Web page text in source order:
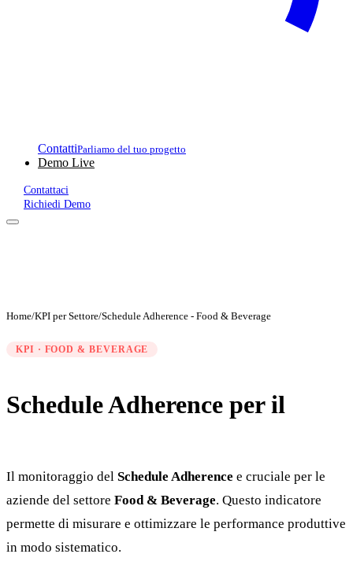
ContattiParliamo del tuo progetto
Demo Live
Contattaci
Richiedi Demo
Home/KPI per Settore/Schedule Adherence - Food & Beverage
KPI · FOOD & BEVERAGE
Schedule Adherence per il
Il monitoraggio del Schedule Adherence e cruciale per le
aziende del settore Food & Beverage. Questo indicatore
permette di misurare e ottimizzare le performance produttive
in modo sistematico.